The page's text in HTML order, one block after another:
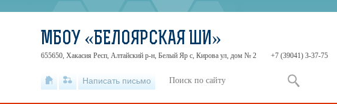
МБОУ «БЕЛОЯРСКАЯ ШИ»
655650, Хакасия Респ, Алтайский р-н, Белый Яр с, Кирова ул, дом № 2 +7 (39041) 3-37-75
Написать письмо